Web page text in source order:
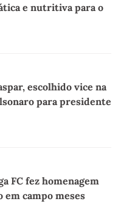
e nutritiva para o
escolhido vice na
para presidente
FC fez homenagem
campo meses